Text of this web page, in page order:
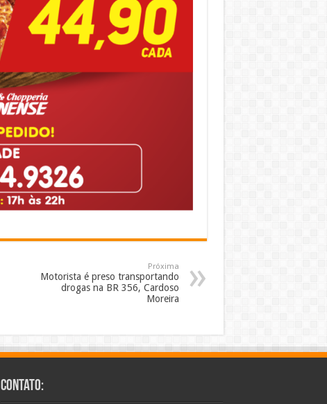
Próxima
Motorista é preso transportando
drogas na BR 356, Cardoso
Moreira
Contato: